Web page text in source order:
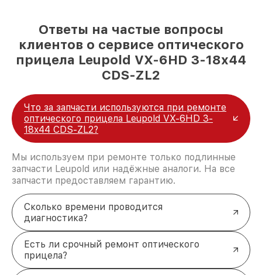
Ответы на частые вопросы
клиентов о сервисе оптического
прицела Leupold VX-6HD 3-18x44
CDS-ZL2
Что за запчасти используются при ремонте
оптического прицела Leupold VX-6HD 3-
18x44 CDS-ZL2?
Мы используем при ремонте только подлинные
запчасти Leupold или надёжные аналоги. На все
запчасти предоставляем гарантию.
Сколько времени проводится
диагностика?
Есть ли срочный ремонт оптического
прицела?